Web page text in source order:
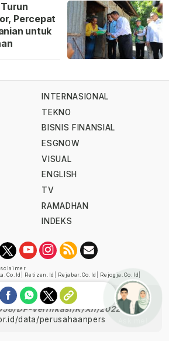
Percepat
untuk
INTERNASIONAL
TEKNO
BISNIS FINANSIAL
ESGNOW
VISUAL
ENGLISH
TV
RAMADHAN
INDEKS
Retizen.id Rejabar.co.id Rejogja.co.id
oleh Dewan Pers
DP-Verifikasi/K/XII/2022
data/perusahaanpers